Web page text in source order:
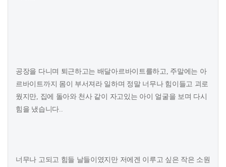
공장을 다니며 퇴근하고는 배달아르바이트를하고, 주말에는 아
르바이트까지 몸이 부서져라 일하며 정말 너무나 힘이들고 괴로
웠지만, 집에 돌아와 천사 같이 자고있는 아이 얼굴을 보며 다시
힘을 냈습니다..
너무나 고되고 힘들 날들이였지만 저에겐 이루고 싶은 작은 소원